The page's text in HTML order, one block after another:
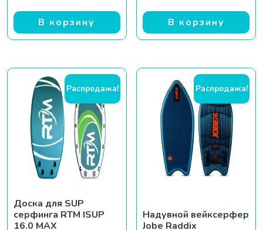
В корзину В корзину
Распродажа!
Доска для SUP
серфинга RTM ISUP
16.0 MAX
Распродажа!
Надувной вейксерфер
Jobe Raddix